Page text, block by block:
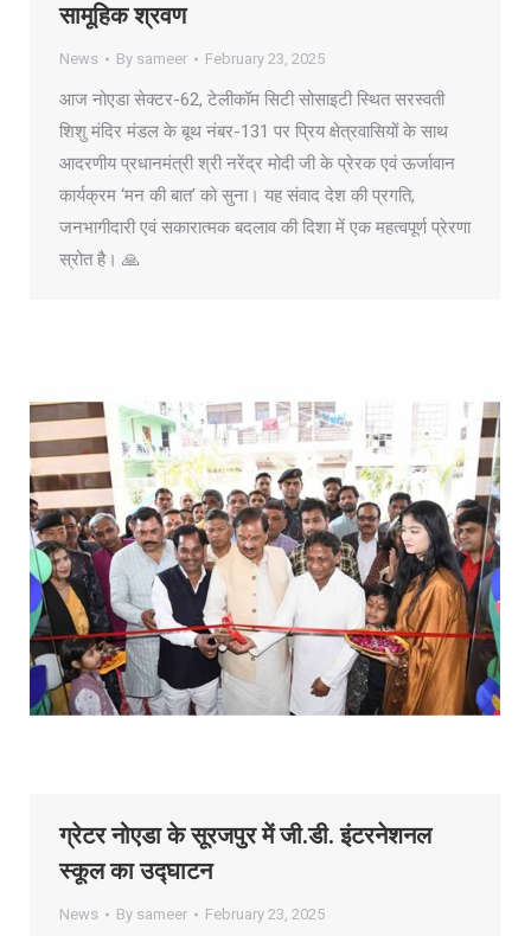
सामूहिक श्रवण
News By sameer February 23, 2025
आज नोएडा सेक्टर-62, टेलीकॉम सिटी सोसाइटी स्थित सरस्वती
शिशु मंदिर मंडल के बूथ नंबर-131 पर प्रिय क्षेत्रवासियों के साथ
आदरणीय प्रधानमंत्री श्री नरेंद्र मोदी जी के प्रेरक एवं ऊर्जावान
कार्यक्रम ‘मन की बात’ को सुना। यह संवाद देश की प्रगति,
जनभागीदारी एवं सकारात्मक बदलाव की दिशा में एक महत्वपूर्ण प्रेरणा
स्रोत है। 🙏
ग्रेटर नोएडा के सूरजपुर में जी.डी. इंटरनेशनल
स्कूल का उद्घाटन
News By sameer February 23, 2025